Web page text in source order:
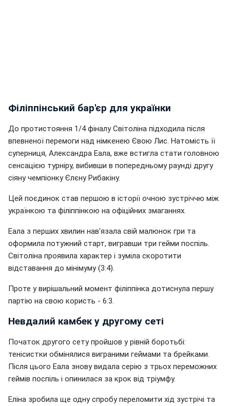
Філіппінський бар'єр для українки
До протистояння 1/4 фіналу Світоліна підходила після
впевненої перемоги над німкенею Євою Лис. Натомість її
суперниця, Александра Еала, вже встигла стати головною
сенсацією турніру, вибивши в попередньому раунді другу
сіяну чемпіонку Єлєну Рибакіну.
Цей поєдинок став першою в історії очною зустріччю між
українкою та філіппінкою на офіційних змаганнях.
Еала з перших хвилин нав'язала свій малюнок гри та
оформила потужний старт, вигравши три гейми поспіль.
Світоліна проявила характер і зуміла скоротити
відставання до мінімуму (3:4).
Проте у вирішальний момент філіппінка дотиснула першу
партію на свою користь - 6:3.
Невдалий камбек у другому сеті
Початок другого сету пройшов у рівній боротьбі:
тенісистки обмінялися виграними геймами та брейками.
Після цього Еала знову видала серію з трьох переможних
геймів поспіль і опинилася за крок від тріумфу.
Еліна зробила ще одну спробу переломити хід зустрічі та